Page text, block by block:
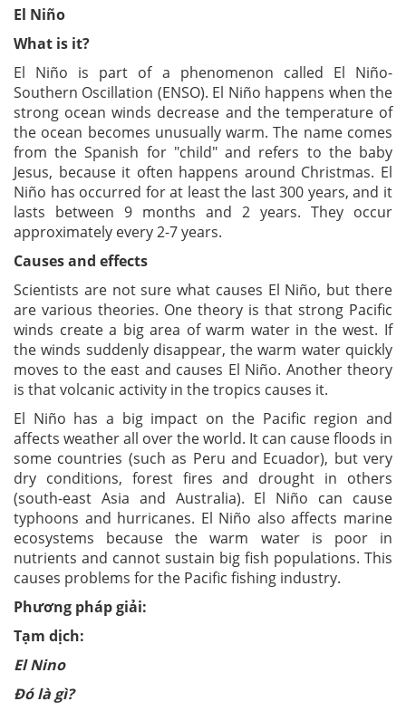
El Niño
What is it?
El Niño is part of a phenomenon called El Niño-
Southern Oscillation (ENSO). El Niño happens when the
strong ocean winds decrease and the temperature of
the ocean becomes unusually warm. The name comes
from the Spanish for "child" and refers to the baby
Jesus, because it often happens around Christmas. El
Niño has occurred for at least the last 300 years, and it
lasts between 9 months and 2 years. They occur
approximately every 2-7 years.
Causes and effects
Scientists are not sure what causes El Niño, but there
are various theories. One theory is that strong Pacific
winds create a big area of warm water in the west. If
the winds suddenly disappear, the warm water quickly
moves to the east and causes El Niño. Another theory
is that volcanic activity in the tropics causes it.
El Niño has a big impact on the Pacific region and
affects weather all over the world. It can cause floods in
some countries (such as Peru and Ecuador), but very
dry conditions, forest fires and drought in others
(south-east Asia and Australia). El Niño can cause
typhoons and hurricanes. El Niño also affects marine
ecosystems because the warm water is poor in
nutrients and cannot sustain big fish populations. This
causes problems for the Pacific fishing industry.
Phương pháp giải:
Tạm dịch:
El Nino
Đó là gì?